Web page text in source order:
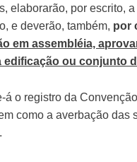
elaborarão, por escrito,
e deverão, também, por
em assembléia,
edificação ou conjunto
á o registro da
como a averbação das